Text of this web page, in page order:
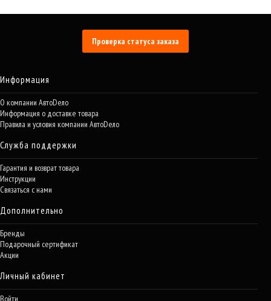
Проверка статуса заказа
Информация
О компании АвтоDело
Информация о доставке товара
Правила и условия компании АвтоDело
Служба поддержки
Гарантия и возврат товара
Инструкции
Связаться с нами
Дополнительно
Бренды
Подарочный сертификат
Акции
Личный кабинет
Войти